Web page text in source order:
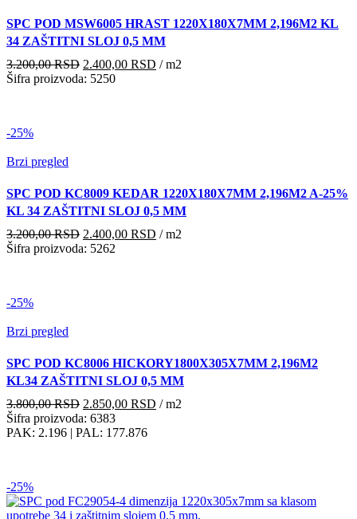
SPC POD MSW6005 HRAST 1220X180X7MM 2,196M2 KL
34 ZAŠTITNI SLOJ 0,5 MM
3.200,00RSD Originalna
cena
2.400,00 RSD Trenutna
/ m2
Šifra proizvoda: 5250
-25%
Brzi pregled
SPC POD KC8009 KEDAR 1220X180X7MM 2,196M2 A-25%
KL 34 ZAŠTITNI SLOJ 0,5 MM
3.200,00RSD Originalna
cena
2.400,00 RSD Trenutna
/ m2
Šifra proizvoda: 5262
-25%
Brzi pregled
SPC POD KC8006 HICKORY1800X305X7MM 2,196M2
KL34 ZAŠTITNI SLOJ 0,5 MM
3.800,00RSD Originalna
cena
je
2.850,00 RSD Trenutna
/ m2
Šifra proizvoda: 6383
PAK: 2.196 | PAL: 177.876
-25%